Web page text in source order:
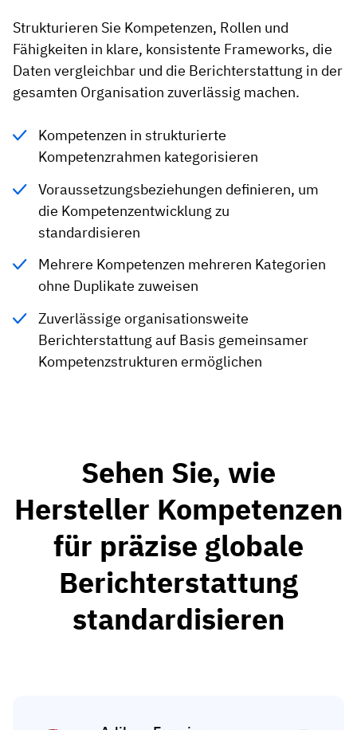
Strukturieren Sie Kompetenzen, Rollen und
Fähigkeiten in klare, konsistente Frameworks, die
Daten vergleichbar und die Berichterstattung in der
gesamten Organisation zuverlässig machen.
Kompetenzen in strukturierte
Kompetenzrahmen kategorisieren
Voraussetzungsbeziehungen definieren, um
die Kompetenzentwicklung zu
standardisieren
Mehrere Kompetenzen mehreren Kategorien
ohne Duplikate zuweisen
Zuverlässige organisationsweite
Berichterstattung auf Basis gemeinsamer
Kompetenzstrukturen ermöglichen
Sehen Sie, wie
Hersteller Kompetenzen
für präzise globale
Berichterstattung
standardisieren